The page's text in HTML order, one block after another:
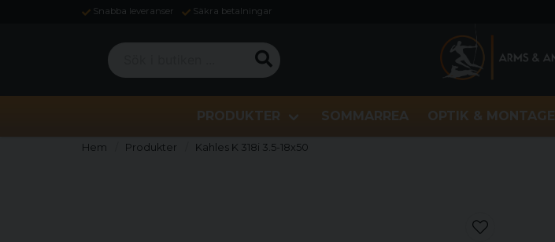
Snabba leveranser Säkra betalningar
Sök i butiken ...
PRODUKTER SOMMARREA OPTIK & MONTAGE
Hem Produkter Kahles K 318i 3.5-18x50